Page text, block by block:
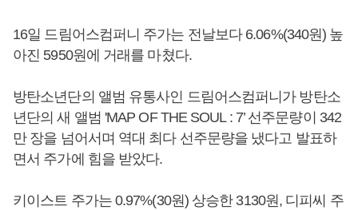
16일 드림어스컴퍼니 주가는 전날보다 6.06%(340원) 높
아진 5950원에 거래를 마쳤다.
방탄소년단의 앨범 유통사인 드림어스컴퍼니가 방탄소
년단의 새 앨범 'MAP OF THE SOUL : 7’ 선주문량이 342
만 장을 넘어서며 역대 최다 선주문량을 냈다고 발표하
면서 주가에 힘을 받았다.
키이스트 주가는 0.97%(30원) 상승한 3130원, 디피씨 주